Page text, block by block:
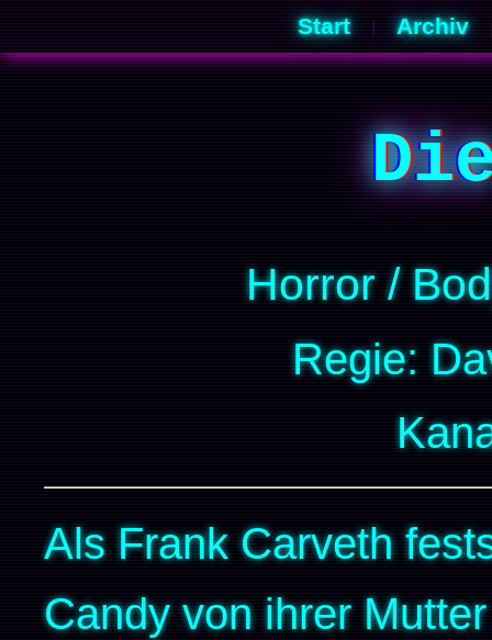
Start Archiv
Horror /
Regie:
Als Frank Carveth
Candy von ihrer